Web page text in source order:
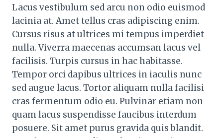
Lacus vestibulum sed arcu non odio euismod
lacinia at. Amet tellus cras adipiscing enim.
Cursus risus at ultrices mi tempus imperdiet
nulla. Viverra maecenas accumsan lacus vel
facilisis. Turpis cursus in hac habitasse.
Tempor orci dapibus ultrices in iaculis nunc
sed augue lacus. Tortor aliquam nulla facilisi
cras fermentum odio eu. Pulvinar etiam non
quam lacus suspendisse faucibus interdum
posuere. Sit amet purus gravida quis blandit.